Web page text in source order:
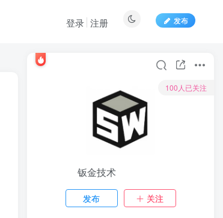
发布
登录 注册
100人已关注
钣金技术
发布 关注